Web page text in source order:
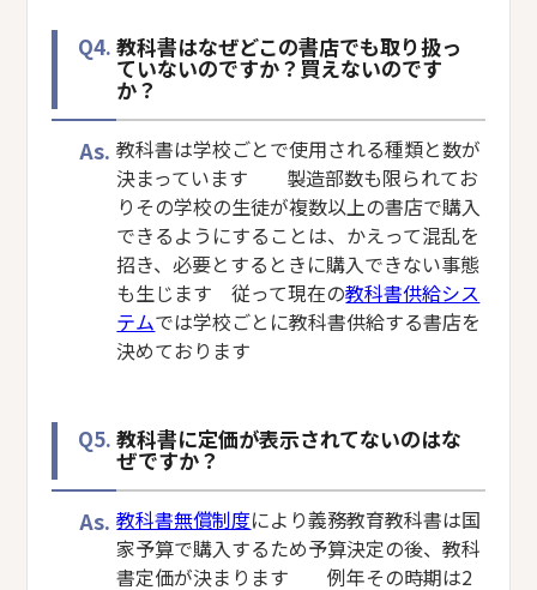
Q4. 教科書はなぜどこの書店でも取り扱っ
ていないのですか？買えないのです
か？
As. 教科書は学校ごとで使用される種類と数が
決まっています 製造部数も限られてお
りその学校の生徒が複数以上の書店で購入
できるようにすることは、かえって混乱を
招き、必要とするときに購入できない事態
も生じます 従って現在の教科書供給シス
テムでは学校ごとに教科書供給する書店を
決めております
Q5. 教科書に定価が表示されてないのはな
ぜですか？
As. 教科書無償制度により義務教育教科書は国
家予算で購入するため予算決定の後、教科
書定価が決まります 例年その時期は2